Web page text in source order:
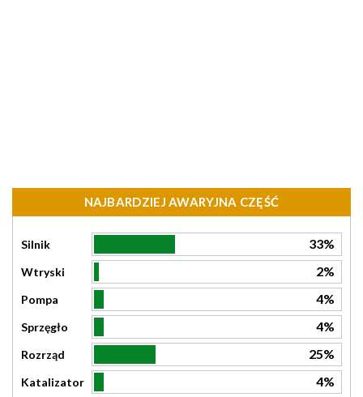
NAJBARDZIEJ AWARYJNA CZĘŚĆ
Silnik 33%
Wtryski 2%
Pompa 4%
Sprzęgło 4%
Rozrząd 25%
Katalizator 4%